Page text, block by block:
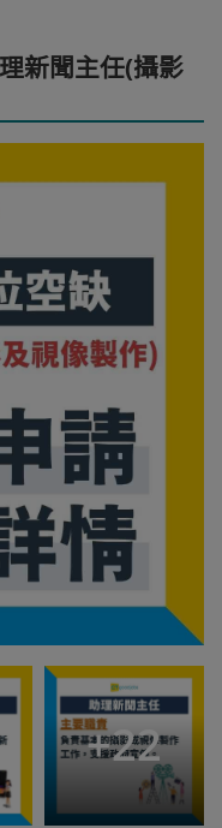
新聞主任(攝影
+22